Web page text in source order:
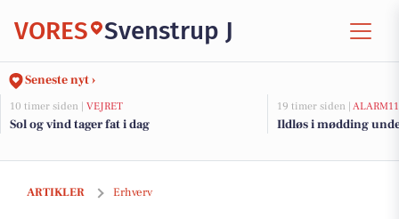
VORES Svenstrup J
Seneste nyt ›
10 timer siden | VEJRET
Sol og vind tager fat i dag
19 timer siden |
Ildløs i mødding
ARTIKLER Erhverv
Forårsrengøring: Byd foråret velkommen med flotte og rene gulve